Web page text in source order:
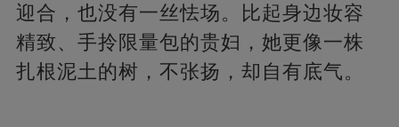
迎合，也没有一丝怯场。比起身边妆容
精致、手拎限量包的贵妇，她更像一株
扎根泥土的树，不张扬，却自有底气。